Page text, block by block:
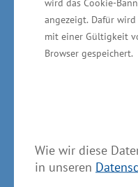
angezeigt. Dafür
mit einer Gültigkeit
Browser gespeichert.
Wie wir diese
in unseren
IHK zu Schwerin
Stefanie